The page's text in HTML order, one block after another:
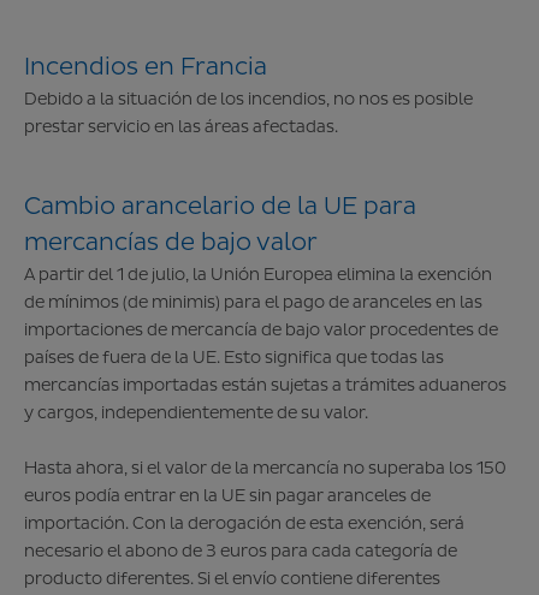
Incendios en Francia
Debido a la situación de los incendios, no nos es posible
prestar servicio en las áreas afectadas.
Cambio arancelario de la UE para
mercancías de bajo valor
A partir del 1 de julio, la Unión Europea elimina la exención
de mínimos (de minimis) para el pago de aranceles en las
importaciones de mercancía de bajo valor procedentes de
países de fuera de la UE. Esto significa que todas las
mercancías importadas están sujetas a trámites aduaneros
y cargos, independientemente de su valor.
Hasta ahora, si el valor de la mercancía no superaba los 150
euros podía entrar en la UE sin pagar aranceles de
importación. Con la derogación de esta exención, será
necesario el abono de 3 euros para cada categoría de
producto diferentes. Si el envío contiene diferentes